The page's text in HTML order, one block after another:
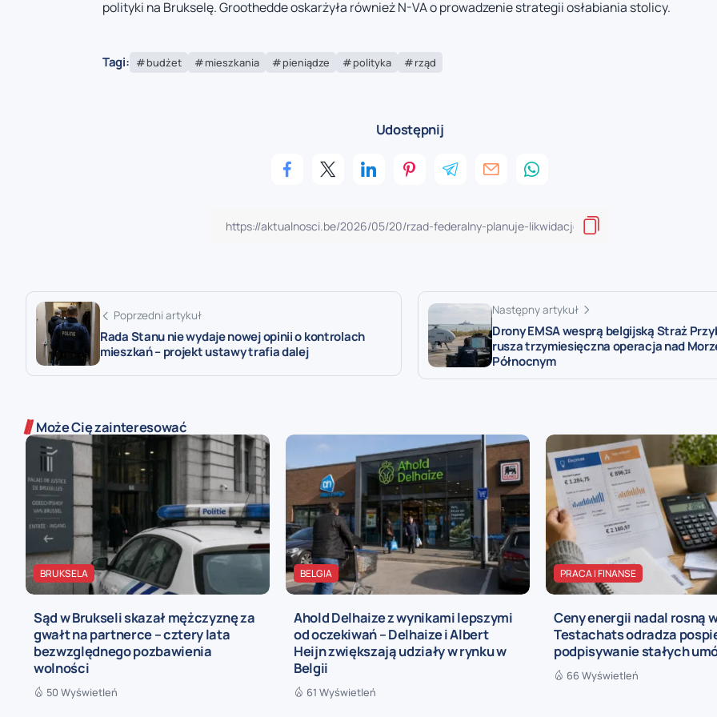
polityki na Brukselę. Groothedde oskarżyła również N-VA o prowadzenie strategii osłabiania stolicy.
Tagi: budżet mieszkania pieniądze polityka rząd
Udostępnij
Poprzedni artykuł
Rada Stanu nie wydaje nowej opinii o kontrolach
mieszkań – projekt ustawy trafia dalej
Następny artykuł
Drony EMSA wesprą belgijską Straż
rusza trzymiesięczna operacja nad
Północnym
Może Cię zainteresować
BRUKSELA
Sąd w Brukseli skazał mężczyznę za
gwałt na partnerce – cztery lata
bezwzględnego pozbawienia
wolności
50 Wyświetleń
BELGIA
Ahold Delhaize z wynikami lepszymi
od oczekiwań – Delhaize i Albert
Heijn zwiększają udziały w rynku w
Belgii
61 Wyświetleń
PRACA I FINANSE
Ceny energii nadal rosną
Testachats odradza
podpisywanie stałych
66 Wyświetleń